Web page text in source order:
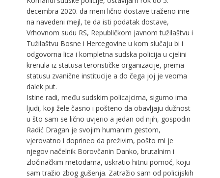
decembra 2020. da meni lično dostave traženo ime
na navedeni mejl, te da isti podatak dostave,
Vrhovnom sudu RS, Republičkom javnom tužilaštvu i
Tužilaštvu Bosne i Hercegovine u kom slučaju bi i
odgovorna lica i kompletna sudska policija u cjelini
krenula iz statusa terorističke organizacije, prema
statusu zvanične institucije a do čega joj je veoma
dalek put.
Istine radi, među sudskim policajcima, sigurno ima
ljudi, koji žele časno i pošteno da obavljaju dužnost
u što sam se lično uvjerio a jedan od njih, gospodin
Radić Dragan je svojim humanim gestom,
vjerovatno i doprineo da preživim, pošto mi je
njegov načelnik Borovčanin Danko, brutalnim i
zločinačkim metodama, uskratio hitnu pomoć, koju
sam tražio zbog gušenja. Zatražio sam od policijskih